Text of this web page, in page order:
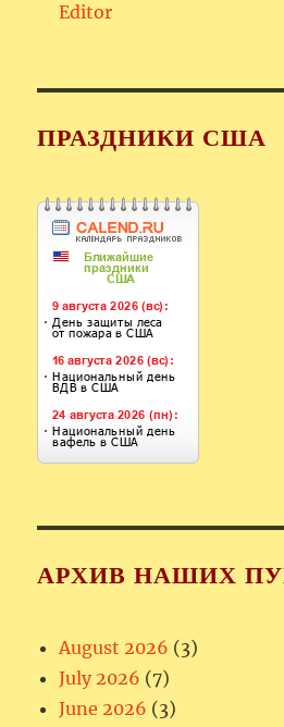
Editor
ПРАЗДНИКИ США
АРХИВ НАШИХ
August 2026 (3)
July 2026 (7)
June 2026 (3)